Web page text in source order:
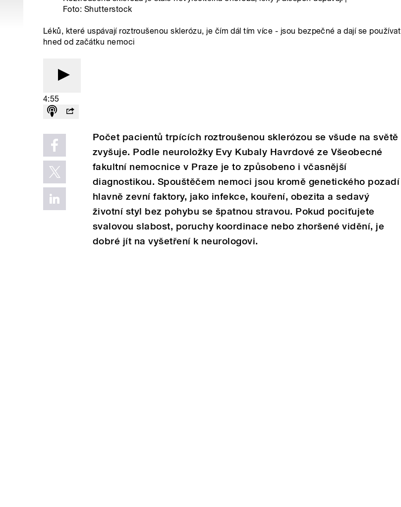
Foto: Shutterstock
Léků, které uspávají roztroušenou sklerózu, je čím dál tím více - jsou bezpečné a dají se používat
hned od začátku nemoci
4:55
Počet pacientů trpících roztroušenou sklerózou se všude na světě
zvyšuje. Podle neuroložky Evy Kubaly Havrdové ze Všeobecné
fakultní nemocnice v Praze je to způsobeno i včasnější
diagnostikou. Spouštěčem nemoci jsou kromě genetického pozadí
hlavně zevní faktory, jako infekce, kouření, obezita a sedavý
životní styl bez pohybu se špatnou stravou. Pokud pociťujete
svalovou slabost, poruchy koordinace nebo zhoršené vidění, je
dobré jít na vyšetření k neurologovi.